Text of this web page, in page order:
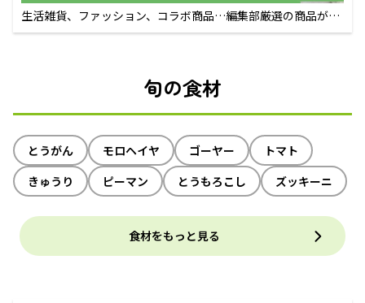
生活雑貨、ファッション、コラボ商品…編集部厳選の商品が買
えるECサイト
旬の食材
とうがん モロヘイヤ ゴーヤー
トマト
きゅうり
ピーマン とうもろこし ズッキーニ
食材をもっと見る